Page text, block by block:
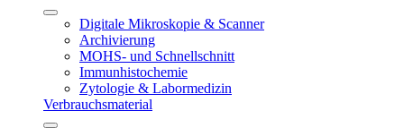
Digitale Mikroskopie & Scanner
Archivierung
MOHS- und Schnellschnitt
Immunhistochemie
Zytologie & Labormedizin
Verbrauchsmaterial